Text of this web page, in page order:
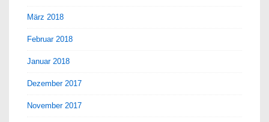
März 2018
Februar 2018
Januar 2018
Dezember 2017
November 2017